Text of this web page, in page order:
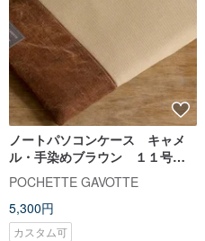
ノートパソコンケース キャメ
ル・手染めブラウン １１号帆
布 木製ボタン
POCHETTE GAVOTTE
5,300円
カスタム可